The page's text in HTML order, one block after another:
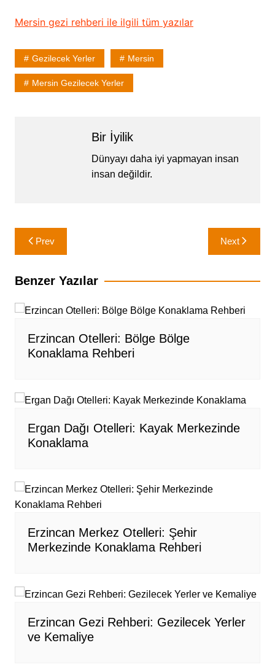
Mersin gezi rehberi ile ilgili tüm yazılar
Gezilecek Yerler Mersin
Mersin Gezilecek Yerler
Bir İyilik
Dünyayı daha iyi yapmayan insan
insan değildir.
Yazı
gezinmesi
Prev Next
Benzer Yazılar
Erzincan Otelleri: Bölge Bölge
Konaklama Rehberi
Ergan Dağı Otelleri: Kayak Merkezinde
Konaklama
Erzincan Merkez Otelleri: Şehir
Merkezinde Konaklama Rehberi
Erzincan Gezi Rehberi: Gezilecek Yerler
ve Kemaliye